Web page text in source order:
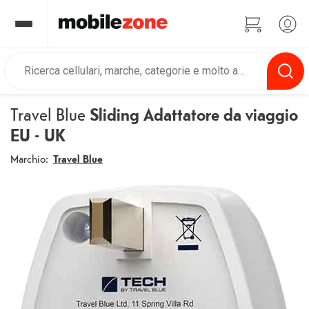
Travel BlueSliding Adattatore da viaggio
EU - UK
Marchio: Travel Blue